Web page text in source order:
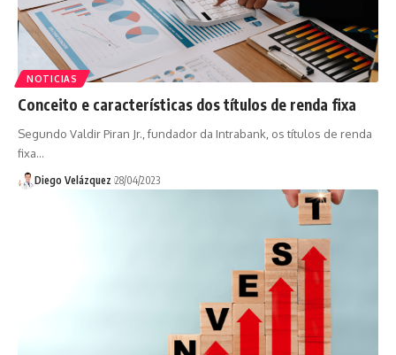
NOTICIAS
Conceito e características dos títulos de renda fixa
Segundo Valdir Piran Jr., fundador da Intrabank, os títulos de renda
fixa…
Diego Velázquez 28/04/2023